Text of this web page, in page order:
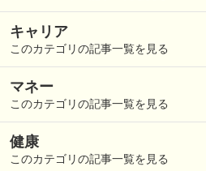
キャリア
このカテゴリの記事一覧を見る
マネー
このカテゴリの記事一覧を見る
健康
このカテゴリの記事一覧を見る